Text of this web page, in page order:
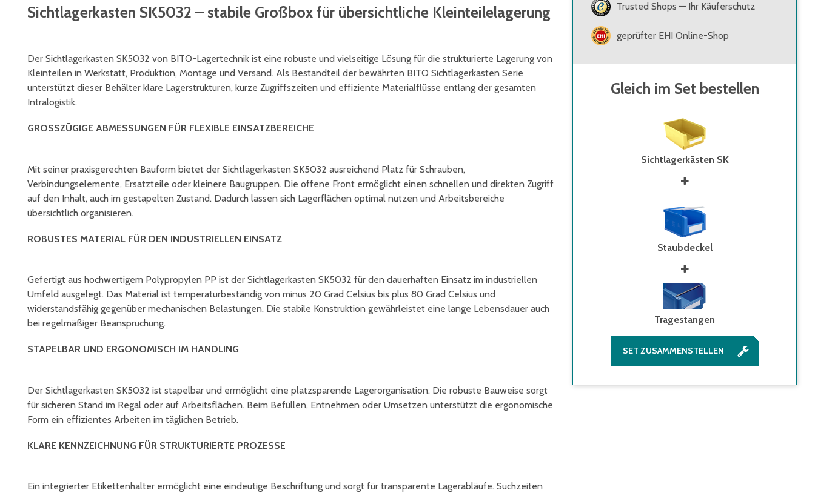
Sichtlagerkasten SK5032 – stabile Großbox für übersichtliche Kleinteilelagerung
Der Sichtlagerkasten SK5032 von BITO-Lagertechnik ist eine robuste und vielseitige Lösung für die strukturierte Lagerung von
Kleinteilen in Werkstatt, Produktion, Montage und Versand. Als Bestandteil der bewährten BITO Sichtlagerkasten Serie
unterstützt dieser Behälter klare Lagerstrukturen, kurze Zugriffszeiten und effiziente Materialflüsse entlang der gesamten
Intralogistik.
GROSSZÜGIGE ABMESSUNGEN FÜR FLEXIBLE EINSATZBEREICHE
Mit seiner praxisgerechten Bauform bietet der Sichtlagerkasten SK5032 ausreichend Platz für Schrauben,
Verbindungselemente, Ersatzteile oder kleinere Baugruppen. Die offene Front ermöglicht einen schnellen und direkten Zugriff
auf den Inhalt, auch im gestapelten Zustand. Dadurch lassen sich Lagerflächen optimal nutzen und Arbeitsbereiche
übersichtlich organisieren.
ROBUSTES MATERIAL FÜR DEN INDUSTRIELLEN EINSATZ
Gefertigt aus hochwertigem Polypropylen PP ist der Sichtlagerkasten SK5032 für den dauerhaften Einsatz im industriellen
Umfeld ausgelegt. Das Material ist temperaturbeständig von minus 20 Grad Celsius bis plus 80 Grad Celsius und
widerstandsfähig gegenüber mechanischen Belastungen. Die stabile Konstruktion gewährleistet eine lange Lebensdauer auch
bei regelmäßiger Beanspruchung.
STAPELBAR UND ERGONOMISCH IM HANDLING
Der Sichtlagerkasten SK5032 ist stapelbar und ermöglicht eine platzsparende Lagerorganisation. Die robuste Bauweise sorgt
für sicheren Stand im Regal oder auf Arbeitsflächen. Beim Befüllen, Entnehmen oder Umsetzen unterstützt die ergonomische
Form ein effizientes Arbeiten im täglichen Betrieb.
KLARE KENNZEICHNUNG FÜR STRUKTURIERTE PROZESSE
Ein integrierter Etikettenhalter ermöglicht eine eindeutige Beschriftung und sorgt für transparente Lagerabläufe. Suchzeiten
Trusted Shops — Ihr Käuferschutz
geprüfter EHI Online-Shop
Gleich im Set bestellen
Sichtlagerkästen SK
Staubdeckel
Tragestangen
SET ZUSAMMENSTELLEN